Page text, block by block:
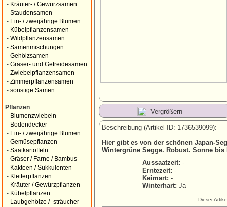
- Kräuter- / Gewürzsamen
- Staudensamen
- Ein- / zweijährige Blumen
- Kübelpflanzensamen
- Wildpflanzensamen
- Samenmischungen
- Gehölzsamen
- Gräser- und Getreidesamen
- Zwiebelpflanzensamen
- Zimmerpflanzensamen
- sonstige Samen
Pflanzen
- Blumenzwiebeln
- Bodendecker
- Ein- / zweijährige Blumen
- Gemüsepflanzen
- Saatkartoffeln
- Gräser / Farne / Bambus
- Kakteen / Sukkulenten
- Kletterpflanzen
- Kräuter / Gewürzpflanzen
- Kübelpflanzen
-
Laubgehölze / -sträucher
Vergrößern
Beschreibung (Artikel-ID: 1736539099):
Hier gibt es von der schönen Japan-
Wintergrüne Segge. Robust. Sonne
Aussaatzeit: -
Erntezeit: -
Keimart: -
Winterhart: Ja
Dieser